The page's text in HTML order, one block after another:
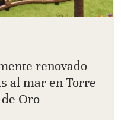
renovado
al mar en Torre
Oro